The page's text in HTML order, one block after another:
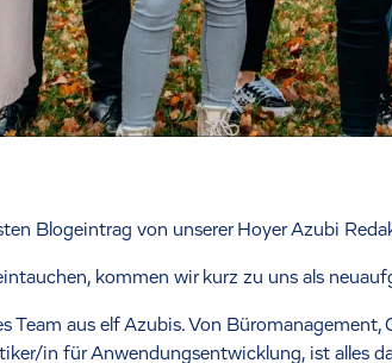
Blogeintrag von unserer Hoyer Azubi
kommen wir kurz zu uns als
Team aus elf Azubis. Von
in für Anwendungsentwicklung, ist alles